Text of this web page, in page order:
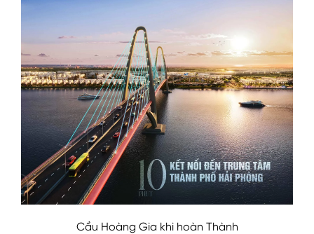
Cầu Hoàng Gia khi hoàn Thành